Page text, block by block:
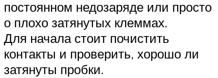
постоянном недозаряде или просто
о плохо затянутых клеммах.
Для начала стоит почистить
контакты и проверить, хорошо ли
затянуты пробки.